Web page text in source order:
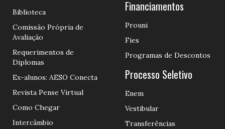
Biblioteca
Comissão Própria de
Avaliação
Requerimentos de
Diplomas
Ex-alunos: AESO Conecta
Revista Pense Virtual
Como Chegar
Intercâmbio
Financiamentos
Prouni
Fies
Programas de Descontos
Processo Seletivo
Enem
Vestibular
Transferências